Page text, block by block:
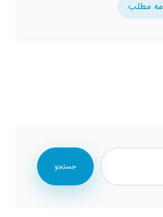
مطلب
جستجو